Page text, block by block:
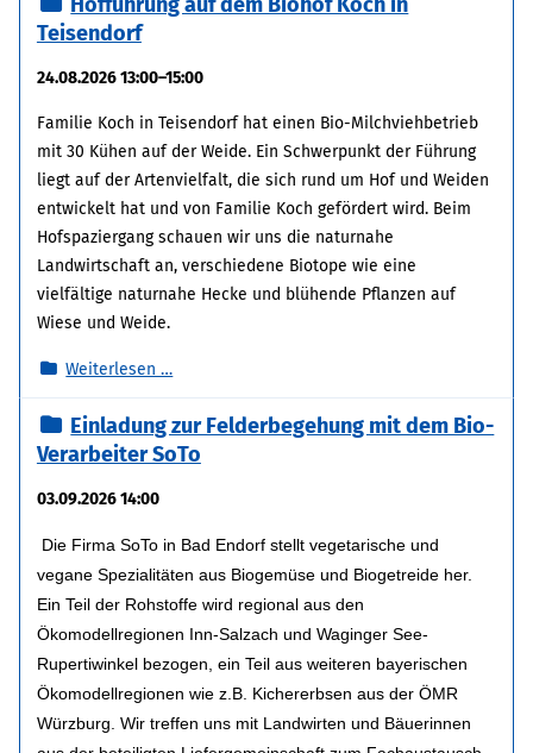
große
Entdeckerinnen
und
Entdecker
Hofführung auf dem Biohof Koch in
Teisendorf
24.08.2026 13:00–15:00
Familie Koch in Teisendorf hat einen Bio-Milchviehbetrieb
mit 30 Kühen auf der Weide. Ein Schwerpunkt der Führung
liegt auf der Artenvielfalt, die sich rund um Hof und Weiden
entwickelt hat und von Familie Koch gefördert wird. Beim
Hofspaziergang schauen wir uns die naturnahe
Landwirtschaft an, verschiedene Biotope wie eine
vielfältige naturnahe Hecke und blühende Pflanzen auf
Wiese und Weide.
Weiterlesen …
auf
dem
Biohof
Teisendorf
Einladung zur Felderbegehung mit dem Bio-
Verarbeiter SoTo
03.09.2026 14:00
Die Firma SoTo in Bad Endorf stellt vegetarische und
vegane Spezialitäten aus Biogemüse und Biogetreide her.
Ein Teil der Rohstoffe wird regional aus den
Ökomodellregionen Inn-Salzach und Waginger See-
Rupertiwinkel bezogen, ein Teil aus weiteren bayerischen
Ökomodellregionen wie z.B. Kichererbsen aus der ÖMR
Würzburg. Wir treffen uns mit Landwirten und Bäuerinnen